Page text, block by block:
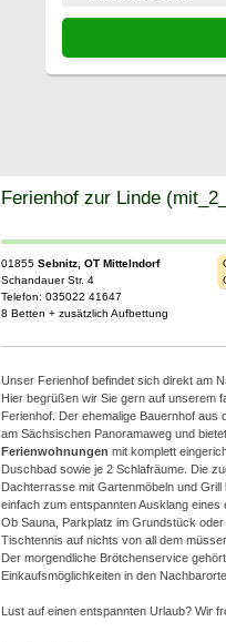
Ferienhof zur Linde
01855 Sebnitz, OT Mittelndorf
Schandauer Str. 4
Telefon: 035022 41647
8 Betten + zusätzlich Aufbettung
Unser Ferienhof befindet sich direkt am
Hier begrüßen wir Sie gern auf unserem
Ferienhof. Der ehemalige Bauernhof aus
am Sächsischen Panoramaweg und
Ferienwohnungen mit komplett
Duschbad sowie je 2 Schlafräume. Die
Dachterrasse mit Gartenmöbeln und
einfach zum entspannten Ausklang eines
Ob Sauna, Parkplatz im Grundstück
Tischtennis auf nichts von all dem
Der morgendliche Brötchenservice
Einkaufsmöglichkeiten in den
Lust auf einen entspannten Urlaub? Wir